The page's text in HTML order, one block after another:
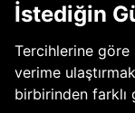
İstediğin
Tercihlerine göre
verime
birbirinden farklı